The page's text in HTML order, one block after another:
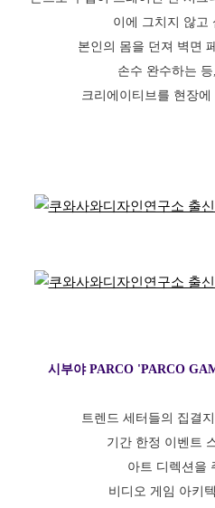
이에 그치지 않고
본인의 몸을 던져 벽면
손수 완수하는
크리에이티브를 현장
시부야 PARCO 'PARCO
트렌드 세터들의 집결
기간 한정 이벤트
아트 디렉션을
비디오 게임 아키